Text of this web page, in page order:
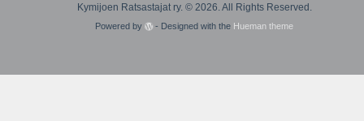
Kymijoen Ratsastajat ry. © 2026. All Rights Reserved.
Powered by - Designed with the Hueman theme